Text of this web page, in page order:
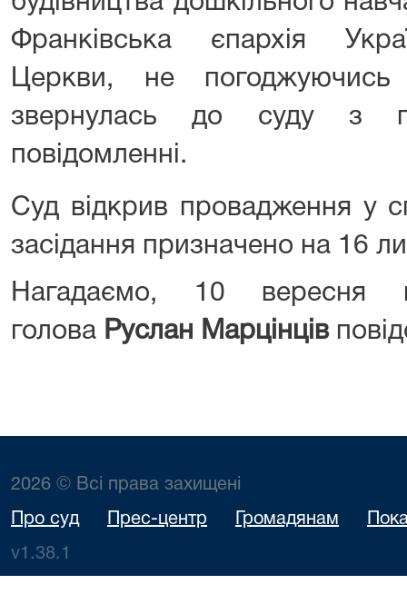
Франківська єпархія
Церкви, не
звернулась до суду з
повідомленні.
Суд відкрив провадження у
засідання призначено на 16
Нагадаємо, 10 вересня
голова Руслан Марцінців
2026 © Всі права захищені
Про суд Прес-центр Громадянам
v1.38.1